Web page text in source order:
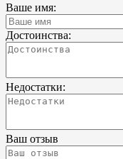
Ваше имя:
Достоинства:
Недостатки:
Ваш отзыв